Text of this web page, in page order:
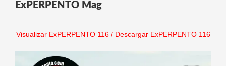
ExPERPENTO Mag
Visualizar ExPERPENTO 116/ Descargar ExPERPENTO 116